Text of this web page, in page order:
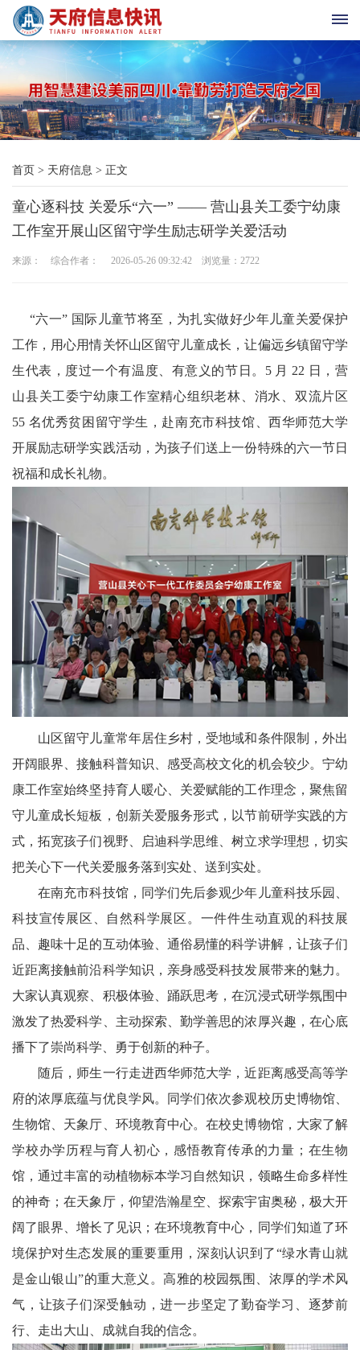
首
页
天
府
老
天
府
技
天
府
农
天
府
信
息
府
教
育
天
府
龄
工
委
消
息
天
法
天
首页 > 天府信息 > 正文
童心逐科技 关爱乐“六一” —— 营山县关工委宁幼康
工作室开展山区留守学生励志研学关爱活动
来源： 综合作者： 2026-05-26 09:32:42 浏览量： 2722
“六一” 国际儿童节将至，为扎实做好少年儿童关爱保护
工作，用心用情关怀山区留守儿童成长，让偏远乡镇留守学
生代表，度过一个有温度、有意义的节日。5 月 22 日，营
山县关工委宁幼康工作室精心组织老林、消水、双流片区
55 名优秀贫困留守学生，赴南充市科技馆、西华师范大学
开展励志研学实践活动，为孩子们送上一份特殊的六一节日
祝福和成长礼物。
山区留守儿童常年居住乡村，受地域和条件限制，外出
开阔眼界、接触科普知识、感受高校文化的机会较少。宁幼
康工作室始终坚持育人暖心、关爱赋能的工作理念，聚焦留
守儿童成长短板，创新关爱服务形式，以节前研学实践的方
式，拓宽孩子们视野、启迪科学思维、树立求学理想，切实
把关心下一代关爱服务落到实处、送到实处。
在南充市科技馆，同学们先后参观少年儿童科技乐园、
科技宣传展区、自然科学展区。一件件生动直观的科技展
品、趣味十足的互动体验、通俗易懂的科学讲解，让孩子们
近距离接触前沿科学知识，亲身感受科技发展带来的魅力。
大家认真观察、积极体验、踊跃思考，在沉浸式研学氛围中
激发了热爱科学、主动探索、勤学善思的浓厚兴趣，在心底
播下了崇尚科学、勇于创新的种子。
随后，师生一行走进西华师范大学，近距离感受高等学
府的浓厚底蕴与优良学风。同学们依次参观校历史博物馆、
生物馆、天象厅、环境教育中心。在校史博物馆，大家了解
学校办学历程与育人初心，感悟教育传承的力量；在生物
馆，通过丰富的动植物标本学习自然知识，领略生命多样性
的神奇；在天象厅，仰望浩瀚星空、探索宇宙奥秘，极大开
阔了眼界、增长了见识；在环境教育中心，同学们知道了环
境保护对生态发展的重要重用，深刻认识到了“绿水青山就
是金山银山”的重大意义。高雅的校园氛围、浓厚的学术风
气，让孩子们深受触动，进一步坚定了勤奋学习、逐梦前
行、走出大山、成就自我的信念。